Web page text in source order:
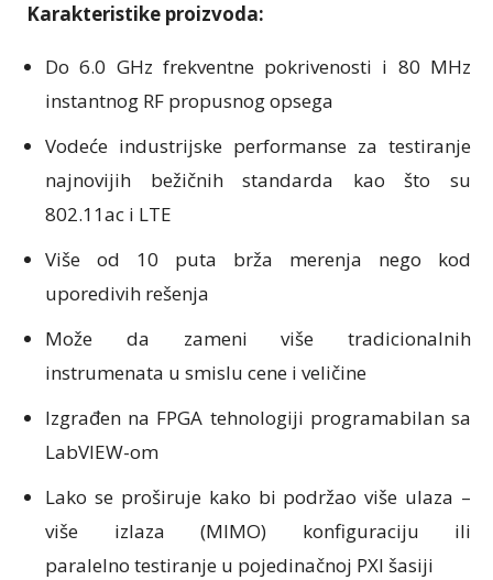
Karakteristike proizvoda:
Do 6.0 GHz frekventne pokrivenosti i 80 MHz
instantnog RF propusnog opsega
Vodeće industrijske performanse za testiranje
najnovijih bežičnih standarda kao što su
802.11ac i LTE
Više od 10 puta brža merenja nego kod
uporedivih rešenja
Može da zameni više tradicionalnih
instrumenata u smislu cene i veličine
Izgrađen na FPGA tehnologiji programabilan sa
LabVIEW-om
Lako se proširuje kako bi podržao više ulaza –
više izlaza (MIMO) konfiguraciju ili
paralelno testiranje u pojedinačnoj PXI šasiji